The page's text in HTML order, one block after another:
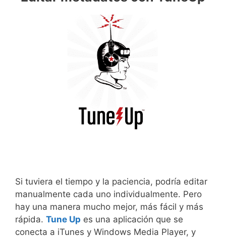
Si tuviera el tiempo y la paciencia, podría editar
manualmente cada uno individualmente. Pero
hay una manera mucho mejor, más fácil y más
rápida. Tune Up es una aplicación que se
conecta a iTunes y Windows Media Player, y